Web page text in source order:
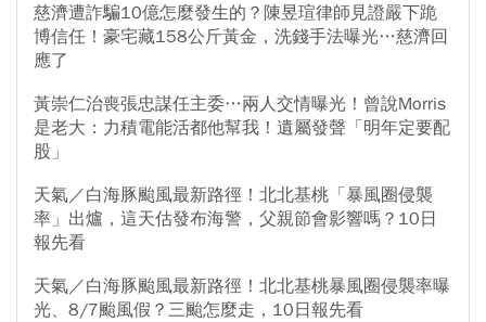
慈濟遭詐騙10億怎麼發生的？陳昱瑄律師見證嚴下跪
博信任！豪宅藏158公斤黃金，洗錢手法曝光…慈濟回
應了
黃崇仁治喪張忠謀任主委…兩人交情曝光！曾說Morris
是老大：力積電能活都他幫我！遺屬發聲「明年定要配
股」
天氣／白海豚颱風最新路徑！北北基桃「暴風圈侵襲
率」出爐，這天估發布海警，父親節會影響嗎？10日
報先看
天氣／白海豚颱風最新路徑！北北基桃暴風圈侵襲率曝
光、8/7颱風假？三颱怎麼走，10日報先看